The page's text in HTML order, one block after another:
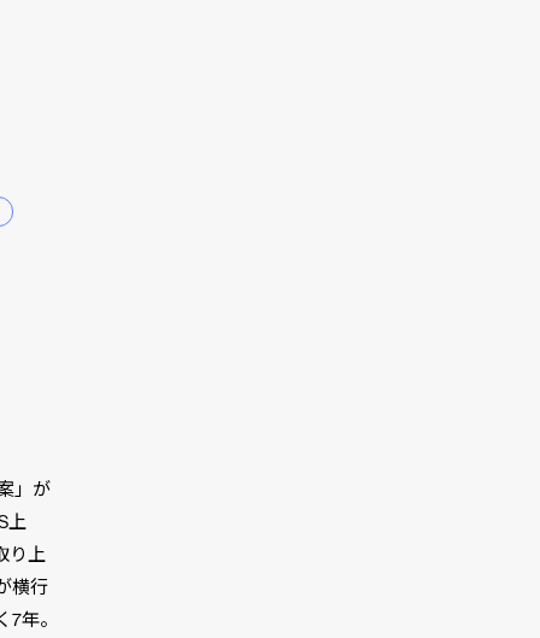
」が
上
り上
横行
年。